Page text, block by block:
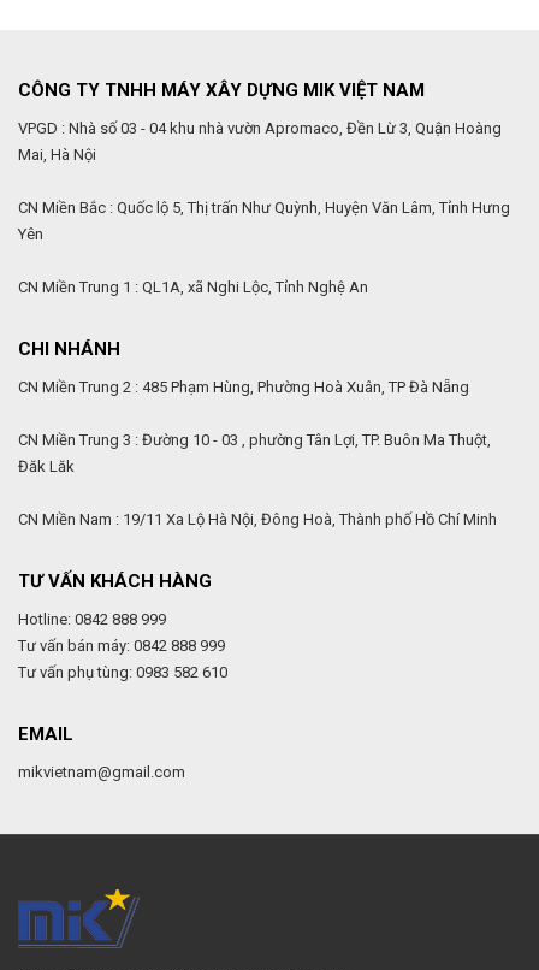
CÔNG TY TNHH MÁY XÂY DỰNG MIK VIỆT NAM
VPGD : Nhà số 03 - 04 khu nhà vườn Apromaco, Đền Lừ 3, Quận Hoàng
Mai, Hà Nội
CN Miền Bắc : Quốc lộ 5, Thị trấn Như Quỳnh, Huyện Văn Lâm, Tỉnh Hưng
Yên
CN Miền Trung 1 : QL1A, xã Nghi Lộc, Tỉnh Nghệ An
CHI NHÁNH
CN Miền Trung 2 : 485 Phạm Hùng, Phường Hoà Xuân, TP Đà Nẵng
CN Miền Trung 3 : Đường 10 - 03 , phường Tân Lợi, TP. Buôn Ma Thuột,
Đăk Lăk
CN Miền Nam : 19/11 Xa Lộ Hà Nội, Đông Hoà, Thành phố Hồ Chí Minh
TƯ VẤN KHÁCH HÀNG
Hotline: 0842 888 999
Tư vấn bán máy: 0842 888 999
Tư vấn phụ tùng: 0983 582 610
EMAIL
mikvietnam@gmail.com